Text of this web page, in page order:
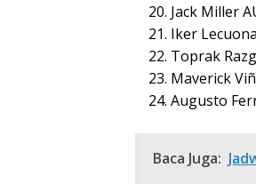
Jack Miller
Iker
Toprak
Maverick
Augusto
Baca Juga: